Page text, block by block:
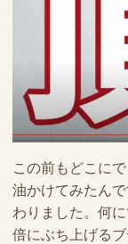
この前もどこに
油かけてみたん
わりました。何
倍にぶち上げる